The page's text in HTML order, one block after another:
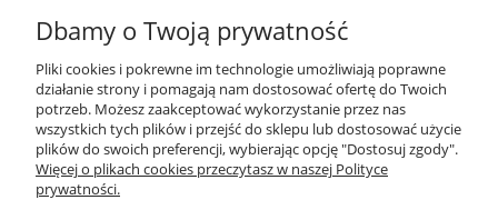
Dbamy o Twoją prywatność
Pliki cookies i pokrewne im technologie umożliwiają poprawne
działanie strony i pomagają nam dostosować ofertę do Twoich
potrzeb. Możesz zaakceptować wykorzystanie przez nas
wszystkich tych plików i przejść do sklepu lub dostosować użycie
plików do swoich preferencji, wybierając opcję "Dostosuj zgody".
Więcej o plikach cookies przeczytasz w naszej Polityce
prywatności.